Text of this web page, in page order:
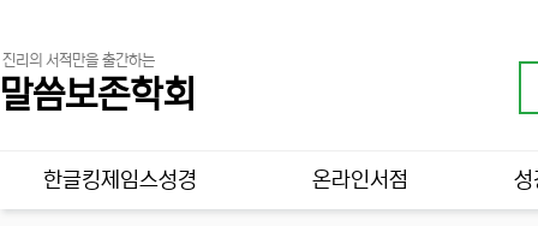
진리의 서적만을 출간하는
말씀보존학회
메인 메뉴
한글킹제임스성경 온라인서점 성